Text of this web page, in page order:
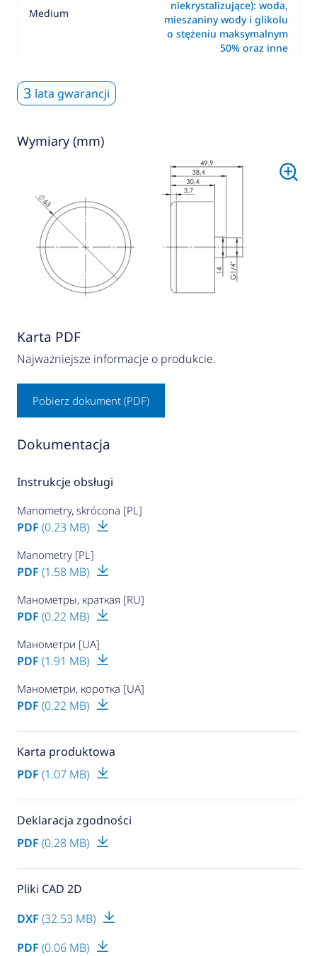
Medium
niekrystalizujące): woda,
mieszaniny wody i glikolu
o stężeniu maksymalnym
50% oraz inne
3 lata gwarancji
Wymiary (mm)
Karta PDF
Najważniejsze informacje o produkcie.
Pobierz dokument (PDF)
Dokumentacja
Instrukcje obsługi
Manometry, skrócona [PL]
PDF (0.23 MB)
Manometry [PL]
PDF (1.58 MB)
Манометры, краткая [RU]
PDF (0.22 MB)
Манометри [UA]
PDF (1.91 MB)
Манометри, коротка [UA]
PDF (0.22 MB)
Karta produktowa
PDF (1.07 MB)
Deklaracja zgodności
PDF (0.28 MB)
Pliki CAD 2D
DXF (32.53 MB)
PDF (0.06 MB)